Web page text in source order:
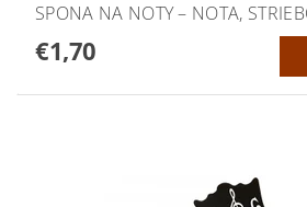
SPONA NA NOTY – NOTA,
€1,70